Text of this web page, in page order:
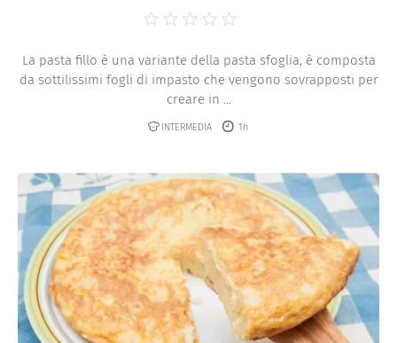
La pasta fillo è una variante della pasta sfoglia, è composta
da sottilissimi fogli di impasto che vengono sovrapposti per
creare in ...
INTERMEDIA 1h